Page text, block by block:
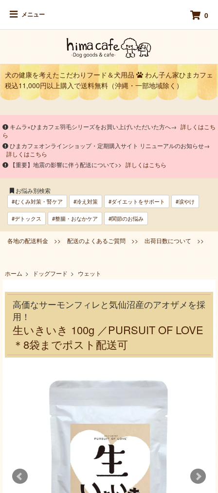
メニュー 0
犬の健康を考えたこだわりフード＆犬用品
わん子ん家ひまカフェ
税込11,000円以上購入で送料無料（沖縄・一部地域除く）
キムラ×ひまカフェ羽毛シリーズをお買い上げいただいた方へ→ 詳しくはこち
ら
ひまカフェオンラインショップ・定期購入サイト リニューアルのお知らせ→
詳しくはこちら
【重要】地震の影響に伴う配送について>> 詳しくはこちら
お悩み別検索
#むくみ対策・腎ケア #冷え対策 #ダイエットをサポート #涙やけ
#デトックス #整腸・おなかケア #関節のお悩み
各地の配送料金 >> 配送のよくあるご質問 >> 出荷日数について >>
ホーム > ドッグフード > ウェット
高価なサーモンフィレと気仙沼産のアオザメを採
用！
生いきいき 100g ／PURSUIT OF LOVE
＊8袋までポスト配送可